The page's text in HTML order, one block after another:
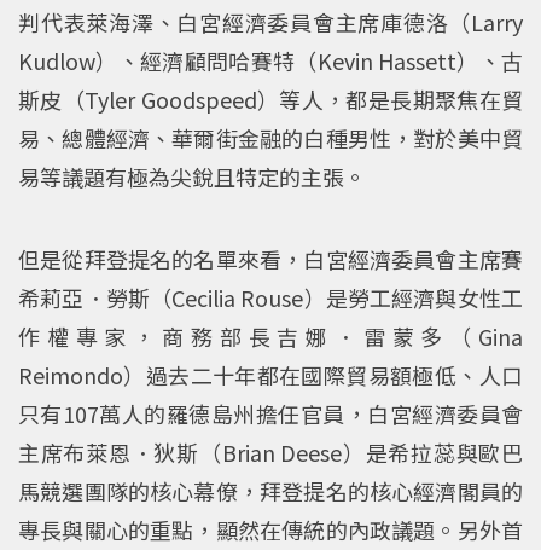
判代表萊海澤、白宮經濟委員會主席庫德洛（Larry
Kudlow）、經濟顧問哈賽特（Kevin Hassett）、古
斯皮（Tyler Goodspeed）等人，都是長期聚焦在貿
易、總體經濟、華爾街金融的白種男性，對於美中貿
易等議題有極為尖銳且特定的主張。
但是從拜登提名的名單來看，白宮經濟委員會主席賽
希莉亞．勞斯（Cecilia Rouse）是勞工經濟與女性工
作權專家，商務部長吉娜．雷蒙多（Gina
Reimondo）過去二十年都在國際貿易額極低、人口
只有107萬人的羅德島州擔任官員，白宮經濟委員會
主席布萊恩．狄斯（Brian Deese）是希拉蕊與歐巴
馬競選團隊的核心幕僚，拜登提名的核心經濟閣員的
專長與關心的重點，顯然在傳統的內政議題。另外首